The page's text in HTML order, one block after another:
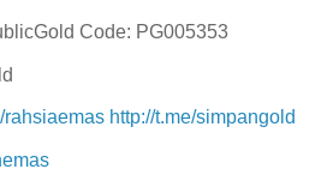
Code: PG005353
rahsiaemas http://t.me/simpangold